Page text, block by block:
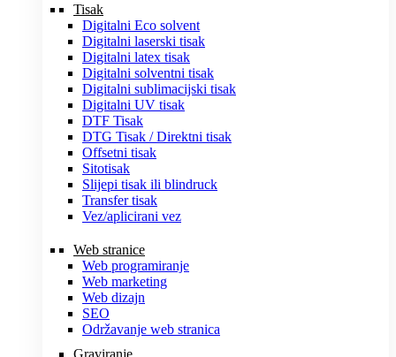
Tisak
Digitalni Eco solvent
Digitalni laserski tisak
Digitalni latex tisak
Digitalni solventni tisak
Digitalni sublimacijski tisak
Digitalni UV tisak
DTF Tisak
DTG Tisak / Direktni tisak
Offsetni tisak
Sitotisak
Slijepi tisak ili blindruck
Transfer tisak
Vez/aplicirani vez
Web stranice
Web programiranje
Web marketing
Web dizajn
SEO
Održavanje web stranica
Graviranje